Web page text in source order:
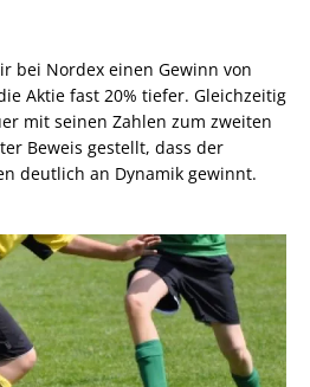
bei Nordex einen Gewinn von
Aktie fast 20% tiefer. Gleichzeitig
mit seinen Zahlen zum zweiten
Beweis gestellt, dass der
deutlich an Dynamik gewinnt.